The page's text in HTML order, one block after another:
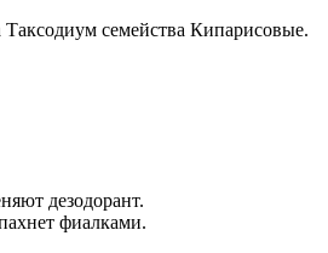
семейства Кипарисовые.
дезодорант.
фиалками.